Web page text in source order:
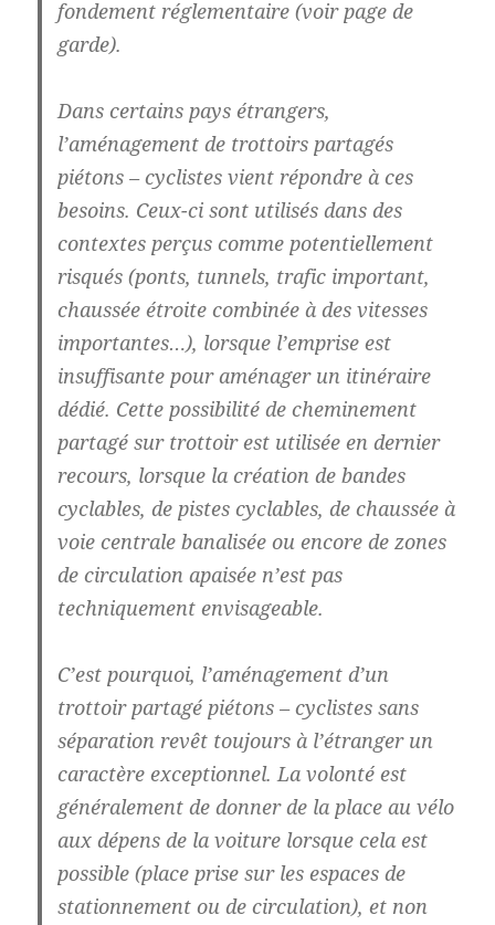
fondement réglementaire (voir page de
garde).
Dans certains pays étrangers,
l’aménagement de trottoirs partagés
piétons – cyclistes vient répondre à ces
besoins. Ceux-ci sont utilisés dans des
contextes perçus comme potentiellement
risqués (ponts, tunnels, trafic important,
chaussée étroite combinée à des vitesses
importantes…), lorsque l’emprise est
insuffisante pour aménager un itinéraire
dédié. Cette possibilité de cheminement
partagé sur trottoir est utilisée en dernier
recours, lorsque la création de bandes
cyclables, de pistes cyclables, de chaussée à
voie centrale banalisée ou encore de zones
de circulation apaisée n’est pas
techniquement envisageable.
C’est pourquoi, l’aménagement d’un
trottoir partagé piétons – cyclistes sans
séparation revêt toujours à l’étranger un
caractère exceptionnel. La volonté est
généralement de donner de la place au vélo
aux dépens de la voiture lorsque cela est
possible (place prise sur les espaces de
stationnement ou de circulation), et non